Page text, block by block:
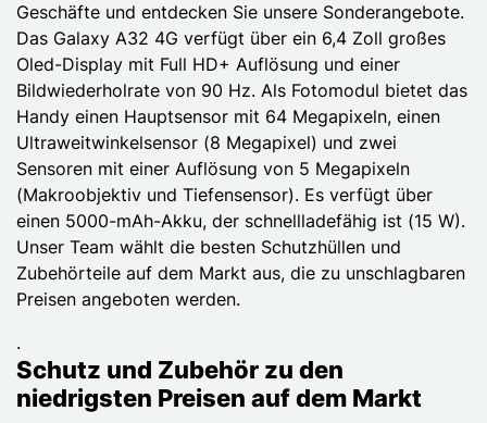
Geschäfte und entdecken Sie unsere Sonderangebote.
Das Galaxy A32 4G verfügt über ein 6,4 Zoll großes
Oled-Display mit Full HD+ Auflösung und einer
Bildwiederholrate von 90 Hz. Als Fotomodul bietet das
Handy einen Hauptsensor mit 64 Megapixeln, einen
Ultraweitwinkelsensor (8 Megapixel) und zwei
Sensoren mit einer Auflösung von 5 Megapixeln
(Makroobjektiv und Tiefensensor). Es verfügt über
einen 5000-mAh-Akku, der schnellladefähig ist (15 W).
Unser Team wählt die besten Schutzhüllen und
Zubehörteile auf dem Markt aus, die zu unschlagbaren
Preisen angeboten werden.
.
Schutz und Zubehör zu den
niedrigsten Preisen auf dem Markt